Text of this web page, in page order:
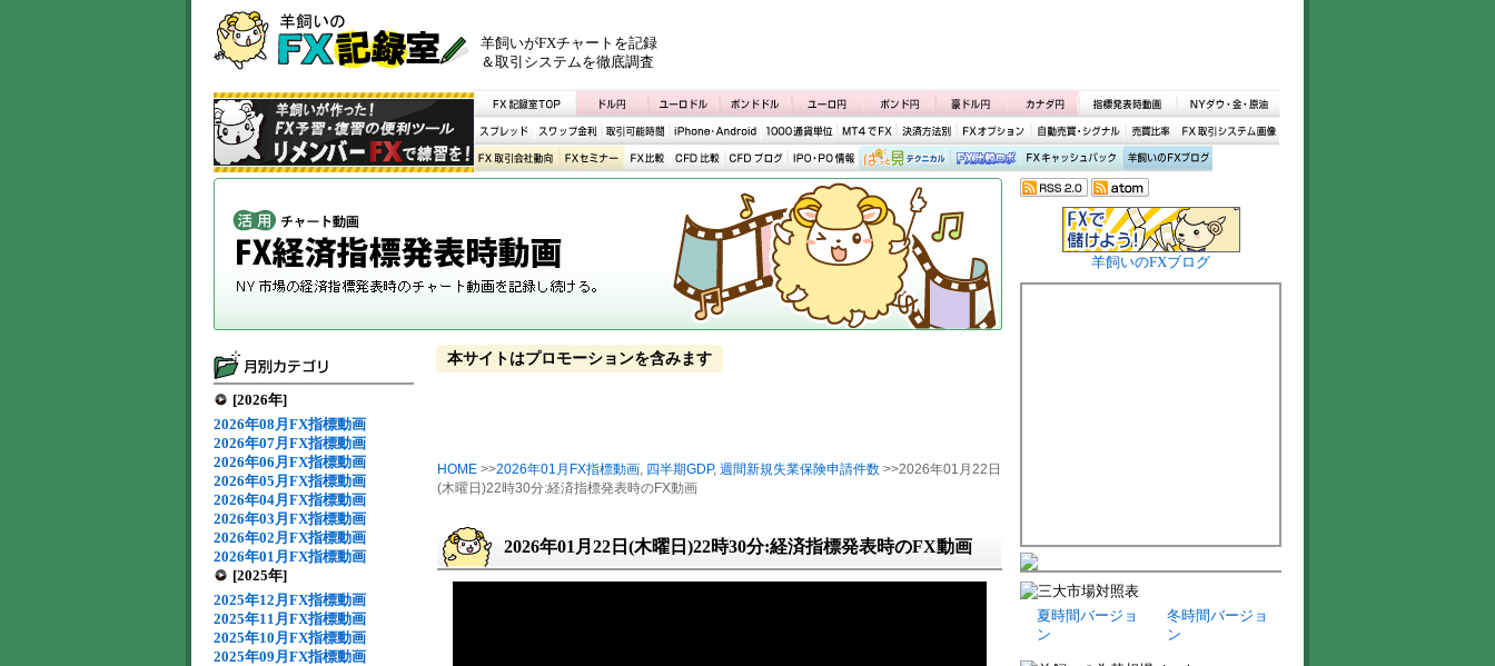
羊飼いがFXチャートを記録
＆取引システムを徹底調査
[2026年]
2026年08月FX指標動画
2026年07月FX指標動画
2026年06月FX指標動画
2026年05月FX指標動画
2026年04月FX指標動画
2026年03月FX指標動画
2026年02月FX指標動画
2026年01月FX指標動画
[2025年]
2025年12月FX指標動画
2025年11月FX指標動画
2025年10月FX指標動画
2025年09月FX指標動画
本サイトはプロモーションを含みます
HOME >>2026年01月FX指標動画, 四半期GDP, 週間新規失業保険申請件数 >>2026年01月22日
(木曜日)22時30分:経済指標発表時のFX動画
2026年01月22日(木曜日)22時30分:経済指標発表時のFX動画
羊飼いのFXブログ
夏時間バージョ
ン
冬時間バージョ
ン